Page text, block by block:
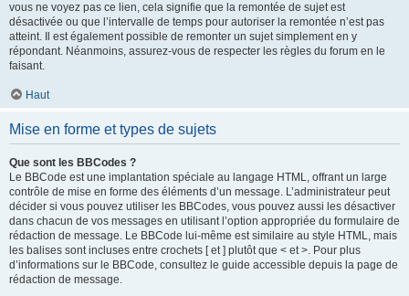
vous ne voyez pas ce lien, cela signifie que la remontée de sujet est
désactivée ou que l’intervalle de temps pour autoriser la remontée n’est pas
atteint. Il est également possible de remonter un sujet simplement en y
répondant. Néanmoins, assurez-vous de respecter les règles du forum en le
faisant.
Haut
Mise en forme et types de sujets
Que sont les BBCodes ?
Le BBCode est une implantation spéciale au langage HTML, offrant un large
contrôle de mise en forme des éléments d’un message. L’administrateur peut
décider si vous pouvez utiliser les BBCodes, vous pouvez aussi les désactiver
dans chacun de vos messages en utilisant l’option appropriée du formulaire de
rédaction de message. Le BBCode lui-même est similaire au style HTML, mais
les balises sont incluses entre crochets [ et ] plutôt que < et >. Pour plus
d’informations sur le BBCode, consultez le guide accessible depuis la page de
rédaction de message.